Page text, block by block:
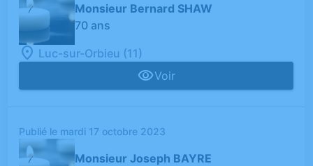
Monsieur Bernard SHAW
70 ans
Luc-sur-Orbieu (11)
Voir
Publié le mardi 17 octobre 2023
Monsieur Joseph BAYRE